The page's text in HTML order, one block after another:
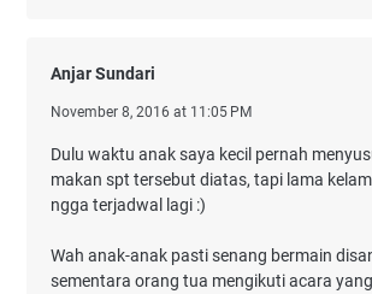
Anjar Sundari
November 8, 2016 at 11:05 PM
Dulu waktu anak saya kecil pernah
makan spt tersebut diatas, tapi lama
ngga terjadwal lagi :)
Wah anak-anak pasti senang bermain
sementara orang tua mengikuti acara